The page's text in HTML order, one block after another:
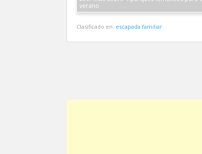
verano
Clasificado en: escapada familiar